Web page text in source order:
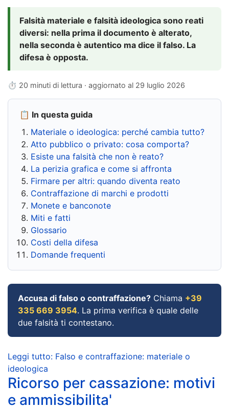
Falsità materiale e falsità ideologica sono reati
diversi: nella prima il documento è alterato,
nella seconda è autentico ma dice il falso. La
difesa è opposta.
⏱ 20 minuti di lettura · aggiornato al 29 luglio 2026
📋 In questa guida
Materiale o ideologica: perché cambia tutto?
Atto pubblico o privato: cosa comporta?
Esiste una falsità che non è reato?
La perizia grafica e come si affronta
Firmare per altri: quando diventa reato
Contraffazione di marchi e prodotti
Monete e banconote
Miti e fatti
Glossario
Costi della difesa
Domande frequenti
Accusa di falso o contraffazione? Chiama +39
335 669 3954. La prima verifica è quale delle
due falsità ti contestano.
Leggi tutto: Falso e contraffazione: materiale o
ideologica
Ricorso per cassazione: motivi
e ammissibilita'